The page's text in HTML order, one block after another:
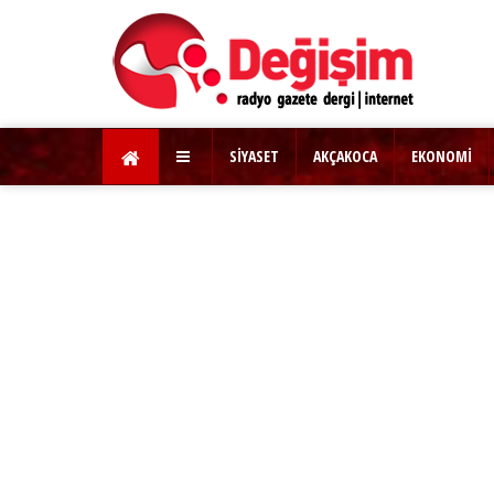
SİYASET AKÇAKOCA EKONOMİ